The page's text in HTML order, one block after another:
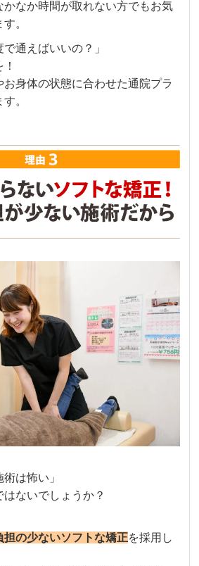
かなか時間が取れない方でもお気
。
で通えばいいの？」
身体の状態に合わせた通院プラ
。
は怖い」
ないでしょうか？
担の少ないソフトな矯正を採用し